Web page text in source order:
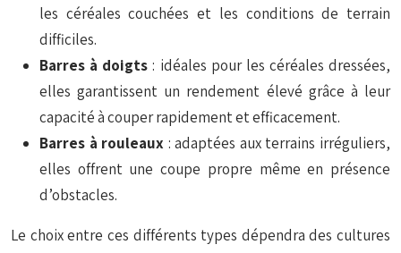
les céréales couchées et les conditions de terrain
difficiles.
Barres à doigts: idéales pour les céréales dressées,
elles garantissent un rendement élevé grâce à leur
capacité à couper rapidement et efficacement.
Barres à rouleaux : adaptées aux terrains irréguliers,
elles offrent une coupe propre même en présence
d’obstacles.
Le choix entre ces différents types dépendra des cultures